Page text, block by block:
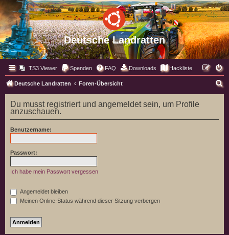
Deutsche Landratten
TS3 Viewer Spenden FAQ Downloads Hackliste
Deutsche Landratten Foren-Übersicht
u
Du musst registriert und angemeldet sein, um Profile
anzuschauen.
Benutzername:
Passwort:
Ich habe mein Passwort vergessen
Angemeldet bleiben
Meinen Online-Status während dieser Sitzung verbergen